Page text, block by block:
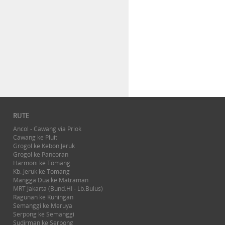
RUTE
Ancol - Cawang via Priok
Cawang ke Pluit
Grogol ke Kebon Jeruk
Grogol ke Pancoran
Harmoni ke Tomang
Kb. Jeruk ke Tomang
Mangga Dua ke Matraman
MRT Jakarta (Bund.HI - Lb.Bulus)
Ragunan ke Kuningan
Semanggi ke Meruya
Serpong ke Semanggi
Sudirman ke Serpong